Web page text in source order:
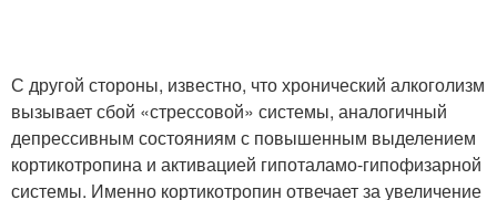
С другой стороны, известно, что хронический алкоголизм
вызывает сбой «стрессовой» системы, аналогичный
депрессивным состояниям с повышенным выделением
кортикотропина и активацией гипоталамо-гипофизарной
системы. Именно кортикотропин отвечает за увеличение